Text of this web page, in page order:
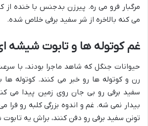
مرگبار فرو می ره. پیرزن بدجنس با خنده از
می کنه بالاخره از شر سفید برفی خلاص شده.
غم کوتوله ها و تابوت شیشه
حیوانات جنگل که شاهد ماجرا بودند، با
رن و کوتوله ها رو خبر می کنند. کوتوله ها
سفید برفی رو بی جان روی زمین پیدا می
بیدار نمی شه. غم و اندوه بزرگی کلبه رو فرا
تونن سفید برفی رو دفن کنند، براش یه